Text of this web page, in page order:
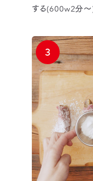
する(600w2分～)
3